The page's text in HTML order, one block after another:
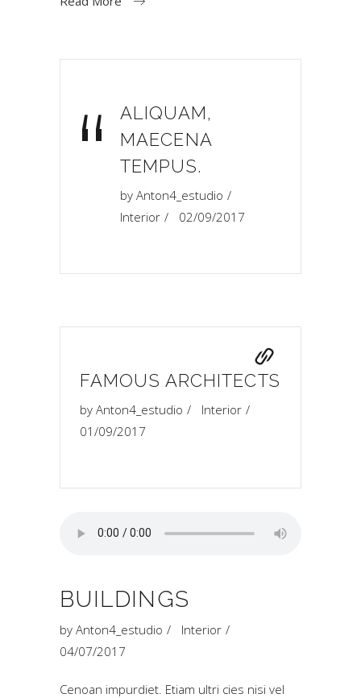
“
ALIQUAM,
MAECENA
TEMPUS.
by Anton4_estudio
Interior
02/09/2017
FAMOUS ARCHITECTS
by Anton4_estudio
Interior
01/09/2017
BUILDINGS
by Anton4_estudio
Interior
04/07/2017
Cenoan impurdiet. Etiam ultri cies nisi vel